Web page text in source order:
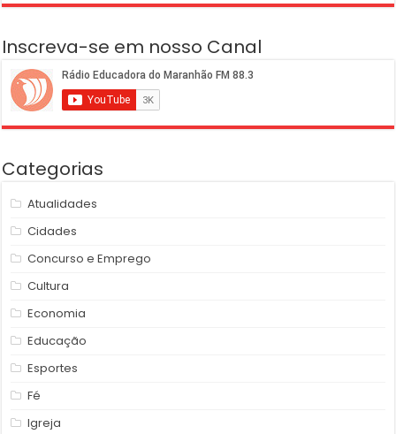
Inscreva-se em nosso Canal
Categorias
Atualidades
Cidades
Concurso e Emprego
Cultura
Economia
Educação
Esportes
Fé
Igreja